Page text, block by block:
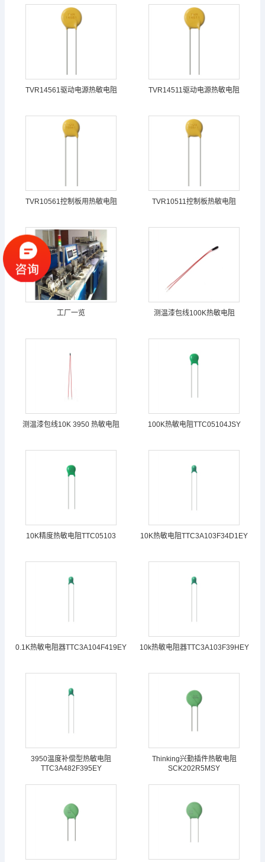
TVR14561驱动电源热敏电阻 TVR14511驱动电源热敏电阻
TVR10561控制板用热敏电阻 TVR10511控制板热敏电阻
工厂一览 测温漆包线100K热敏电阻
测温漆包线10K 3950 热敏电阻 100K热敏电阻TTC05104JSY
10K精度热敏电阻TTC05103 10K热敏电阻TTC3A103F34D1EY
0.1K热敏电阻器TTC3A104F419EY 10k热敏电阻器TTC3A103F39HEY
3950温度补偿型热敏电阻
TTC3A482F395EY
Thinking兴勤插件热敏电阻
SCK202R5MSY